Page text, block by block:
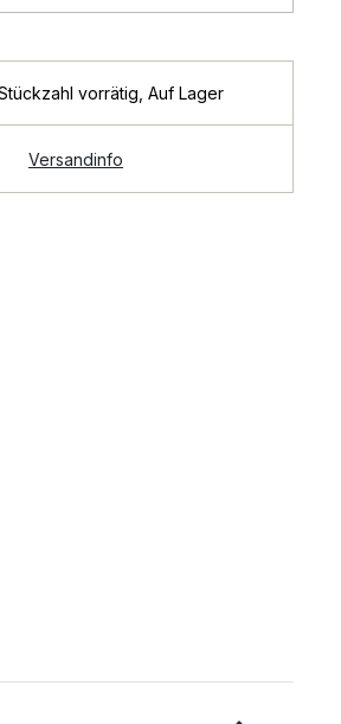
vorrätig Auf Lager
Versandinfo